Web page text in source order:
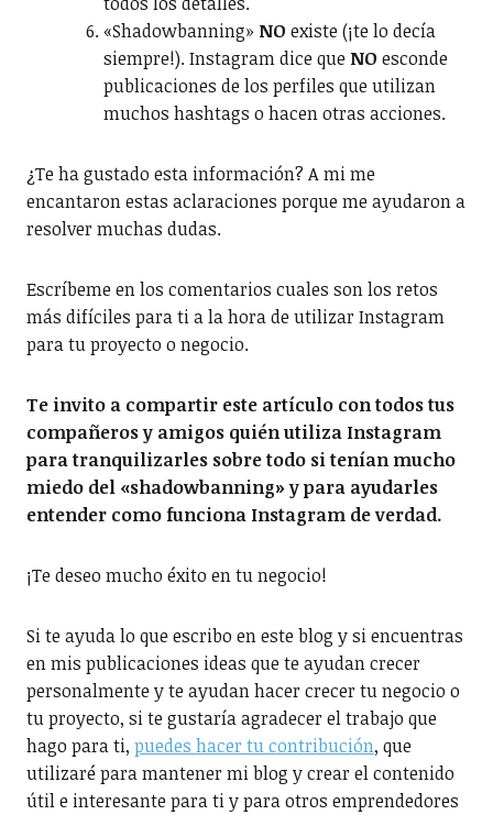
«Shadowbanning» NO existe (¡te lo decía
siempre!). Instagram dice que NO esconde
publicaciones de los perfiles que utilizan
muchos hashtags o hacen otras acciones.
¿Te ha gustado esta información? A mi me
encantaron estas aclaraciones porque me ayudaron a
resolver muchas dudas.
Escríbeme en los comentarios cuales son los retos
más difíciles para ti a la hora de utilizar Instagram
para tu proyecto o negocio.
Te invito a compartir este artículo con todos tus
compañeros y amigos quién utiliza Instagram
para tranquilizarles sobre todo si tenían mucho
miedo del «shadowbanning» y para ayudarles
entender como funciona Instagram de verdad.
¡Te deseo mucho éxito en tu negocio!
Si te ayuda lo que escribo en este blog y si encuentras
en mis publicaciones ideas que te ayudan crecer
personalmente y te ayudan hacer crecer tu negocio o
tu proyecto, si te gustaría agradecer el trabajo que
hago para ti, puedes hacer tu contribución, que
utilizaré para mantener mi blog y crear el contenido
útil e interesante para ti y para otros emprendedores